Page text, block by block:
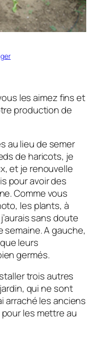
les aimez fins et
production de
au lieu de semer
de haricots, je
et je renouvelle
pour avoir des
Comme vous
les plants, à
sans doute
A gauche,
leurs
germés.
trois autres
qui ne sont
arraché les anciens
les mettre au